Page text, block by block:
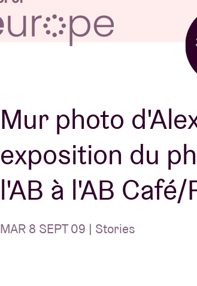
Mur photo
exposition du
l'AB à l'AB
MAR 8 SEPT 09 | Stories